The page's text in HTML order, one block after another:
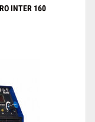
INTER 160